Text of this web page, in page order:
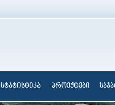
სტატისტიკა პროექტები